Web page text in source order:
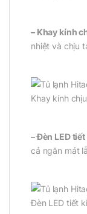
– Khay kính
nhiệt và chịu
– Đèn LED
cả ngăn mát